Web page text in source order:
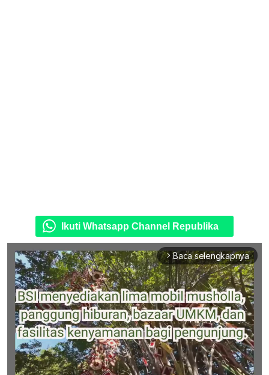
Ikuti Whatsapp Channel Republika
arrow_forward_ios Baca selengkapnya